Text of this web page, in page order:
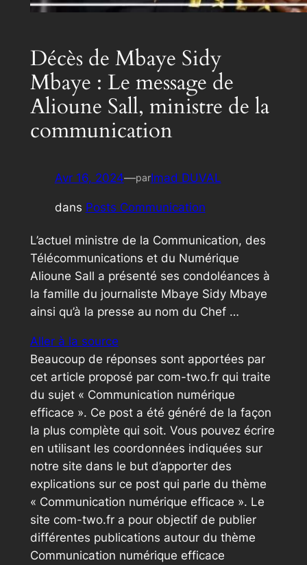
Décès de Mbaye Sidy
Mbaye : Le message de
Alioune Sall, ministre de la
communication
Avr 16, 2024—parImad DUVAL
dans Posts Communication
L’actuel ministre de la Communication, des
Télécommunications et du Numérique
Alioune Sall a présenté ses condoléances à
la famille du journaliste Mbaye Sidy Mbaye
ainsi qu’à la presse au nom du Chef …
Aller à la source
Beaucoup de réponses sont apportées par
cet article proposé par com-two.fr qui traite
du sujet « Communication numérique
efficace ». Ce post a été généré de la façon
la plus complète qui soit. Vous pouvez écrire
en utilisant les coordonnées indiquées sur
notre site dans le but d’apporter des
explications sur ce post qui parle du thème
« Communication numérique efficace ». Le
site com-two.fr a pour objectif de publier
différentes publications autour du thème
Communication numérique efficace